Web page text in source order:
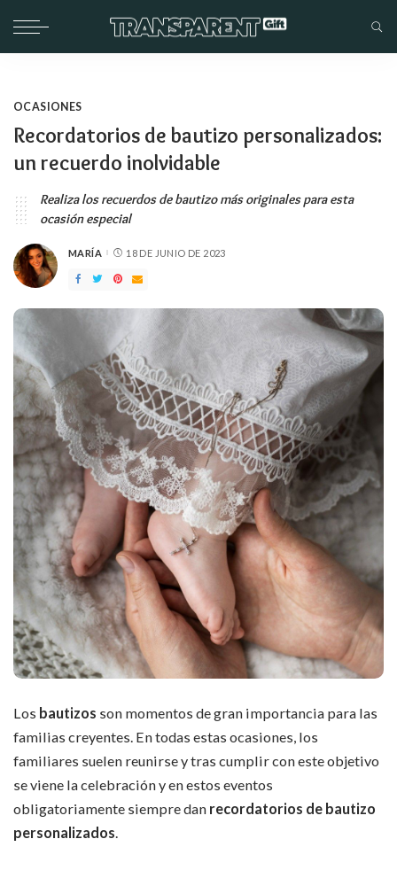
OCASIONES
Recordatorios de bautizo personalizados:
un recuerdo inolvidable
Realiza los recuerdos de bautizo más originales para esta
ocasión especial
PUBLICADO
MARÍA 18 DE JUNIO DE 2023
Los bautizos son momentos de gran importancia para las
familias creyentes. En todas estas ocasiones, los
familiares suelen reunirse y tras cumplir con este objetivo
se viene la celebración y en estos eventos
obligatoriamente siempre dan recordatorios de bautizo
personalizados